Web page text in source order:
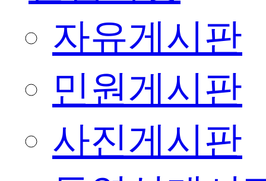
자유게시판
민원게시판
사진게시판